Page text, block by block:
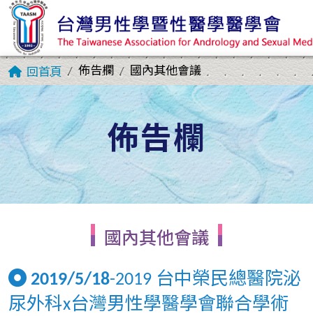
回首頁 佈告欄 國內其他會議
佈告欄
國內其他會議
2019/5/18-2019 台中榮民總醫院泌
尿外科x台灣男性學醫學會聯合學術